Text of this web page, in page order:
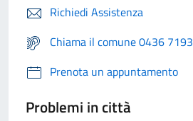
Richiedi Assistenza
Chiama il comune 0436 7193
Prenota un appuntamento
Problemi in città